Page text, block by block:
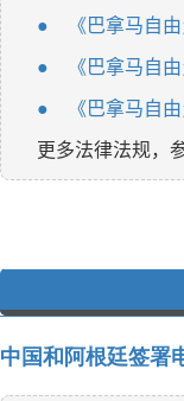
● 《巴拿马自
● 《巴拿马自
●
《巴拿马自
更多法律法规，
中国和阿根廷签署